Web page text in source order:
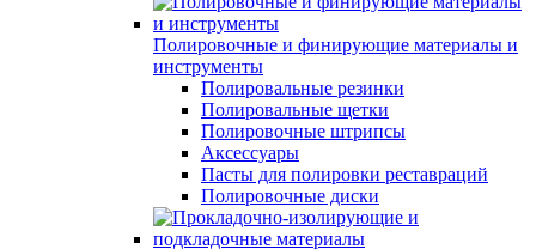
Полировочные и финирующие материалы и
инструменты
Полировальные резинки
Полировальные щетки
Полировочные штрипсы
Аксессуары
Пасты для полировки реставраций
Полировочные диски